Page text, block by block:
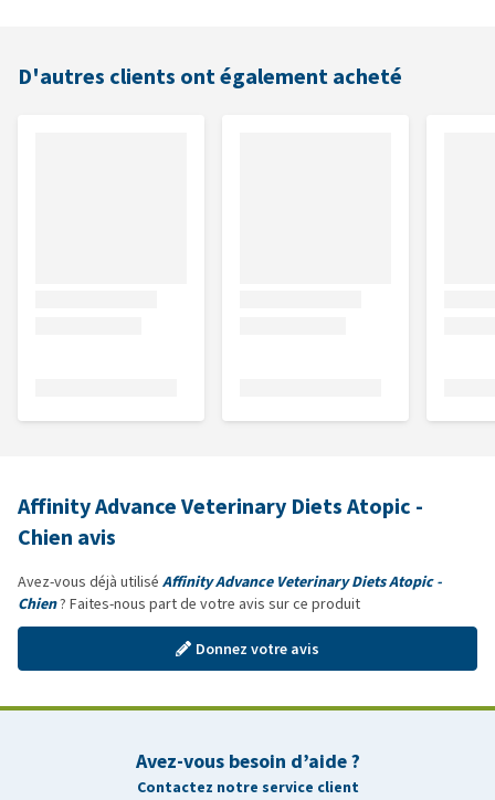
D'autres clients ont également acheté
Affinity Advance Veterinary Diets Atopic -
Chien avis
Avez-vous déjà utilisé Affinity Advance Veterinary Diets Atopic -
Chien? Faites-nous part de votre avis sur ce produit
Donnez votre avis
Avez-vous besoin d’aide ?
Contactez notre service client